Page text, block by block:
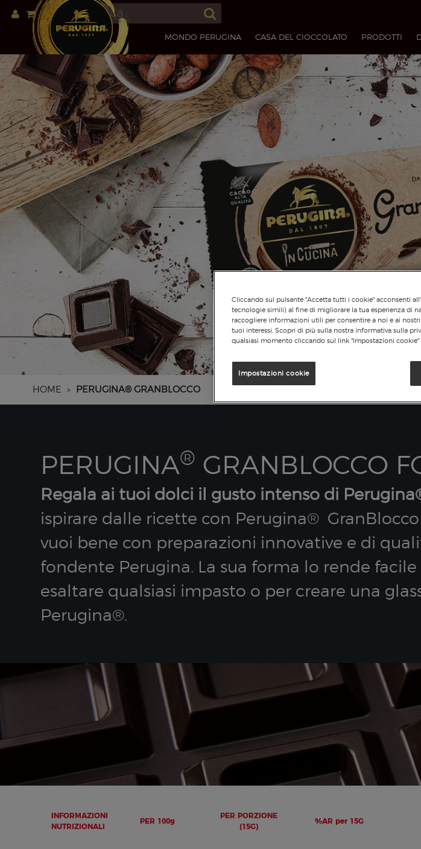
MONDO PERUGINA CASA DEL CIOCCOLATO PRODOTTI
HOME > PERUGINA® GRANBLOCCO
PERUGINA® GRANBLOCCO
Regala ai tuoi dolci il gusto intenso di
ispirare dalle ricette con Perugina®
vuoi bene con preparazioni innovative e di
fondente Perugina. La sua forma lo rende
esaltare qualsiasi impasto o per creare una
Perugina®.
INFORMAZIONI
NUTRIZIONALI
PER 100g
PER PORZIONE
(15G)
%AR per 15G
Cliccando sul pulsante "Accetta tutti i cookie" acconsenti
tecnologie simili) al fine di migliorare la tua esperienza di
raccogliere informazioni utili per consentire a noi e ai
tuoi interessi. Scopri di più sulla nostra informativa sulla
qualsiasi momento cliccando sul link "Impostazioni
Impostazioni cookie